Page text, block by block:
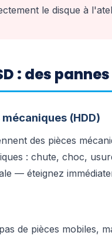
le disque à
: des
(HDD)
des pièces
: chute, choc,
— éteignez
de pièces mobiles,